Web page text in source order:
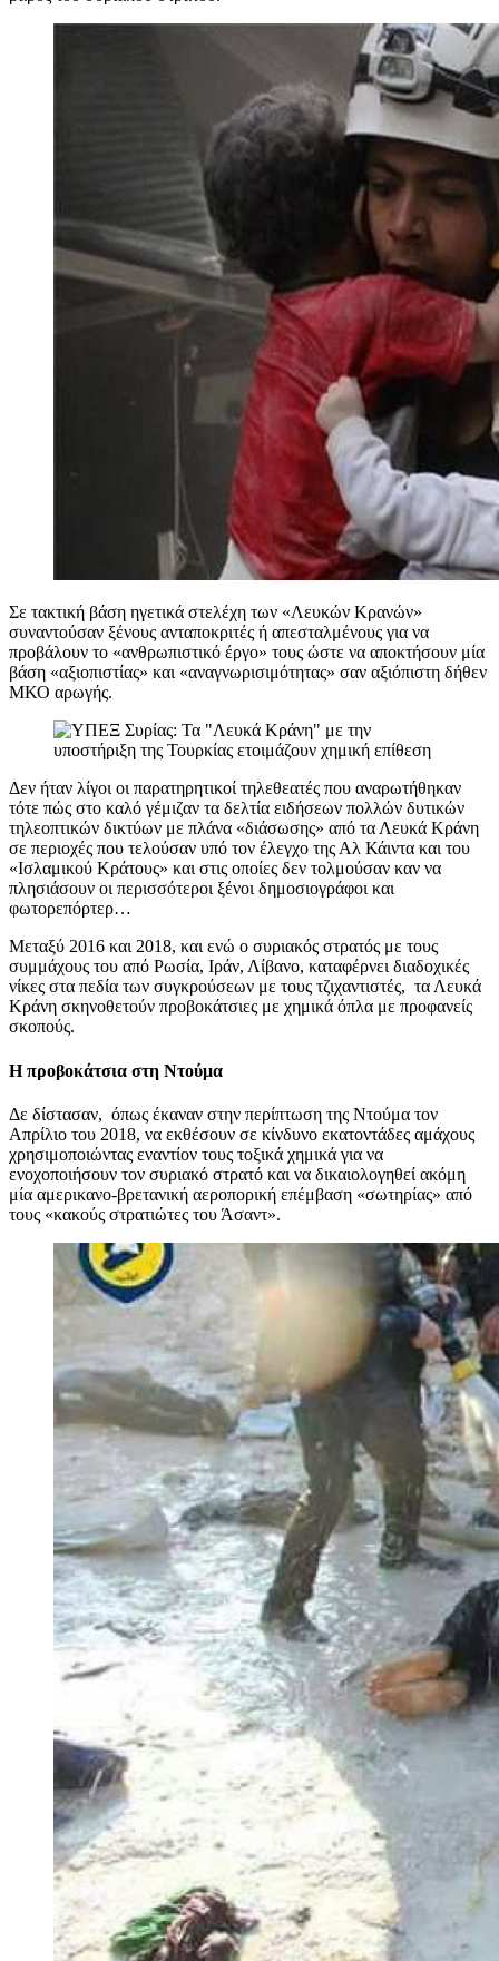
Σε τακτική βάση ηγετικά στελέχη των «Λευκών Κρανών»
συναντούσαν ξένους ανταποκριτές ή απεσταλμένους για να
προβάλουν το «ανθρωπιστικό έργο» τους ώστε να αποκτήσουν μία
βάση «αξιοπιστίας» και «αναγνωρισιμότητας» σαν αξιόπιστη δήθεν
ΜΚΟ αρωγής.
Δεν ήταν λίγοι οι παρατηρητικοί τηλεθεατές που αναρωτήθηκαν
τότε πώς στο καλό γέμιζαν τα δελτία ειδήσεων πολλών δυτικών
τηλεοπτικών δικτύων με πλάνα «διάσωσης» από τα Λευκά Κράνη
σε περιοχές που τελούσαν υπό τον έλεγχο της Αλ Κάιντα και του
«Ισλαμικού Κράτους» και στις οποίες δεν τολμούσαν καν να
πλησιάσουν οι περισσότεροι ξένοι δημοσιογράφοι και
φωτορεπόρτερ…
Μεταξύ 2016 και 2018, και ενώ ο συριακός στρατός με τους
συμμάχους του από Ρωσία, Ιράν, Λίβανο, καταφέρνει διαδοχικές
νίκες στα πεδία των συγκρούσεων με τους τζιχαντιστές, τα Λευκά
Κράνη σκηνοθετούν προβοκάτσιες με χημικά όπλα με προφανείς
σκοπούς.
Η προβοκάτσια στη Ντούμα
Δε δίστασαν, όπως έκαναν στην περίπτωση της Ντούμα τον
Απρίλιο του 2018, να εκθέσουν σε κίνδυνο εκατοντάδες αμάχους
χρησιμοποιώντας εναντίον τους τοξικά χημικά για να
ενοχοποιήσουν τον συριακό στρατό και να δικαιολογηθεί ακόμη
μία αμερικανο-βρετανική αεροπορική επέμβαση «σωτηρίας» από
τους «κακούς στρατιώτες του Άσαντ».